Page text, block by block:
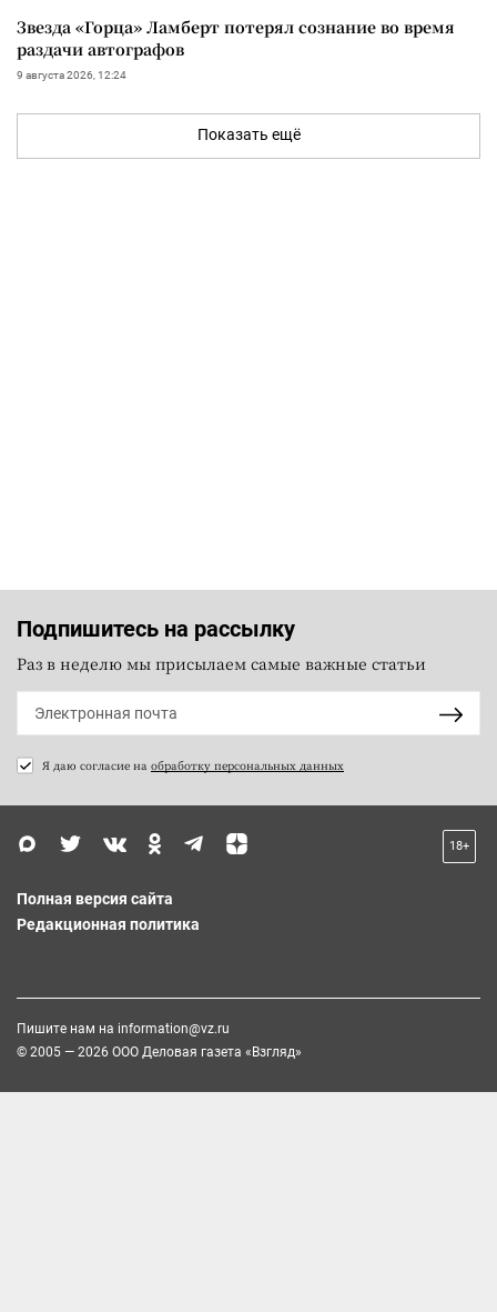
Звезда «Горца» Ламберт потерял сознание во время
раздачи автографов
9 августа 2026, 12:24
Показать ещё
Подпишитесь на рассылку
Раз в неделю мы присылаем самые важные статьи
Я даю согласие на обработку персональных данных
18+
Полная версия сайта
Редакционная политика
Пишите нам на information@vz.ru
© 2005 — 2026 ООО Деловая газета «Взгляд»